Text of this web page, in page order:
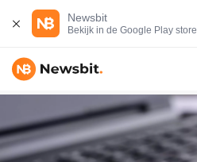
Newsbit
Bekijk in de Google Play store